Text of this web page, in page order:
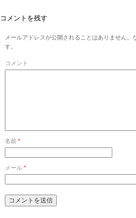
コメントを残す
メールアドレスが公開されることはありません。
す。
コメント
名前 *
メール *